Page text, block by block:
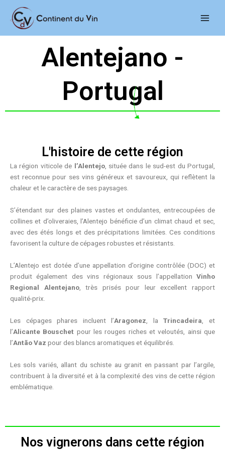
contenu
Alentejano -
Portugal
L'histoire de cette région
La région viticole de l’Alentejo, située dans le sud-est du Portugal,
est reconnue pour ses vins généreux et savoureux, qui reflètent la
chaleur et le caractère de ses paysages.
S’étendant sur des plaines vastes et ondulantes, entrecoupées de
collines et d’oliveraies, l’Alentejo bénéficie d’un climat chaud et sec,
avec des étés longs et des précipitations limitées. Ces conditions
favorisent la culture de cépages robustes et résistants.
L’Alentejo est dotée d’une appellation d’origine contrôlée (DOC) et
produit également des vins régionaux sous l’appellation Vinho
Regional Alentejano, très prisés pour leur excellent rapport
qualité-prix.
Les cépages phares incluent l’Aragonez , laTrincadeira , et
l’Alicante Bouschet pour les rouges riches et veloutés, ainsi que
l’Antão Vaz pour des blancs aromatiques et équilibrés.
Les sols variés, allant du schiste au granit en passant par l’argile,
contribuent à la diversité et à la complexité des vins de cette région
emblématique.
Nos vignerons dans cette région